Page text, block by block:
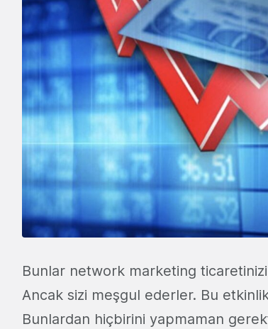
Bunlar network marketing
Ancak sizi meşgul ederler. Bu
Bunlardan hiçbirini yapmaman